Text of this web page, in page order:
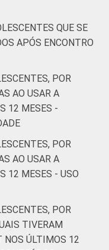
21
22
19
21
20
Regional de
QUE SE
APÓS ENCONTRO
POR
AO USAR A
12 MESES -
POR
AO USAR A
12 MESES - USO
POR
TIVERAM
NOS ÚLTIMOS 12